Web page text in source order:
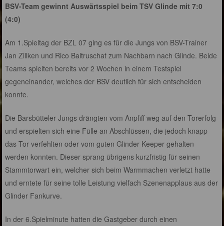
BSV-Team gewinnt Auswärtsspiel beim TSV Glinde mit 7:0
(4:0)
Am 1.Spieltag der BZL 07 ging es für die Jungs von BSV-Trainer
Jan Zillken und Rico Baltruschat zum Nachbarn nach Glinde. Beide
Teams spielten bereits vor 2 Wochen in einem Testspiel
gegeneinander, welches der BSV deutlich für sich entscheiden
konnte.
Die Barsbütteler Jungs drängten vom Anpfiff weg auf den Torerfolg
und erspielten sich eine Fülle an Abschlüssen, die jedoch knapp
das Tor verfehlten oder vom guten Glinder Keeper gehalten
werden konnten. Dieser sprang übrigens kurzfristig für seinen
Stammtorwart ein, welcher sich beim Warmmachen verletzt hatte
und erntete für seine tolle Leistung vielfach Szenenapplaus aus der
Glinder Fankurve.
In der 6.Spielminute hatten die Gastgeber durch einen